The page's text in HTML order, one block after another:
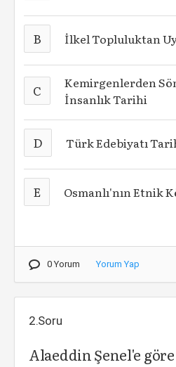
B İlkel Topluluktan
C
Kemirgenlerden
İnsanlık Tarihi
D Türk Edebiyatı
E Osmanlı'nın Etnik
0 Yorum Yorum Yap
2.Soru
Alaeddin Şenel'e